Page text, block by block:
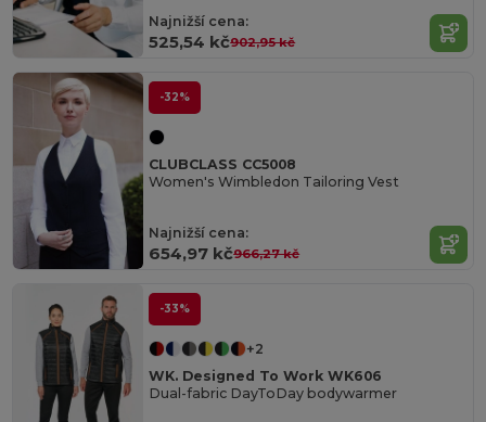
Najnižší cena:
525,54 kč902,95 kč
-32%
CLUBCLASS CC5008
Women's Wimbledon Tailoring Vest
Najnižší cena:
654,97 kč966,27 kč
-33%
+2
WK. Designed To Work WK606
Dual-fabric DayToDay bodywarmer